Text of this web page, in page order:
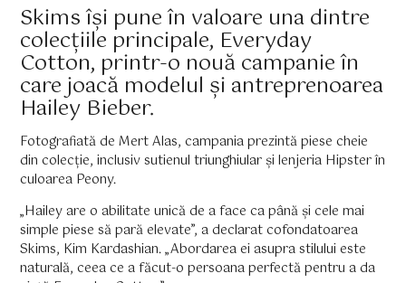
Skims își pune în valoare una dintre
colecțiile principale, Everyday
Cotton, printr-o nouă campanie în
care joacă modelul și antreprenoarea
Hailey Bieber.
Fotografiată de Mert Alas, campania prezintă piese cheie
din colecție, inclusiv sutienul triunghiular și lenjeria Hipster în
culoarea Peony.
„Hailey are o abilitate unică de a face ca până și cele mai
simple piese să pară elevate”, a declarat cofondatoarea
Skims, Kim Kardashian. „Abordarea ei asupra stilului este
naturală, ceea ce a făcut-o persoana perfectă pentru a da